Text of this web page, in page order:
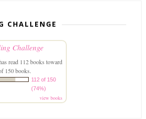
CHALLENGE
Challenge
read 112 books toward
150 books.
112 of 150
(74%)
view books